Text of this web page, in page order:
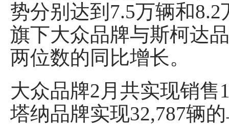
势分别达到7.5万辆和
旗下大众品牌与斯柯达
两位数的同比增长。
大众品牌2月共实现销售
塔纳品牌实现32,787辆